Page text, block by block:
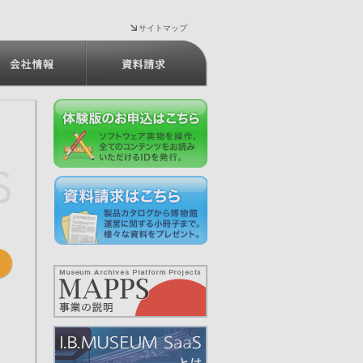
サイトマップ